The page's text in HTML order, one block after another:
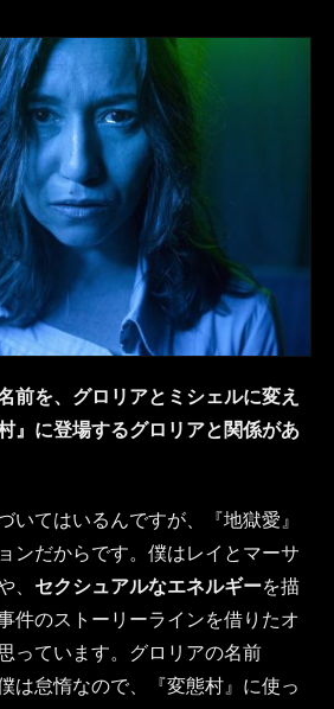
を、グロリアとミシェルに変え
』に登場するグロリアと関係があ
いてはいるんですが、『地獄愛』
ンだからです。僕はレイとマーサ
、 セクシュアルなエネルギーを描
件のストーリーラインを借りたオ
っています。グロリアの名前
怠惰なので、『変態村』に使っ